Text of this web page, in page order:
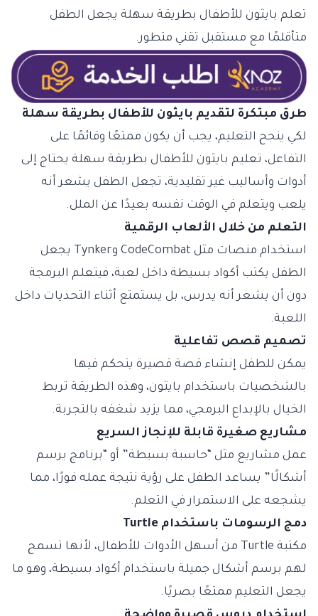
تعلم بايثون للأطفال بطريقة سهلة يجعل الطفل
متأقلمًا مع مستقبل تقني متطور.
طرق مبتكرة لتقديم بايثون للأطفال بطريقة سهلة
لكي ينجح التعليم، يجب أن يكون ممتعًا وقائمًا على
التفاعل، تعليم بايثون للأطفال بطريقة سهلة يحتاج إلى
أدوات وأساليب غير تقليدية، تجعل الطفل يشعر أنه
يلعب ويتعلم في الوقت نفسه بعيدًا عن الملل.
التعلم من خلال الألعاب الرقمية
استخدام منصات مثل CodeCombat وTynker يجعل
الطفل يكتب أكواد بسيطة داخل لعبة، فيتعلم البرمجة
دون أن يشعر أنه يدرس، بل يستمتع أثناء التحديات داخل
اللعبة.
تصميم قصص تفاعلية
يمكن للطفل إنشاء قصة قصيرة يتحكم فيها
بالشخصيات باستخدام بايثون، وهذه الطريقة تربط
الخيال بالإبداع البرمجي، مما يزيد شغفه بالتجربة.
مشاريع صغيرة قابلة للإنجاز السريع
عمل مشاريع مثل “حاسبة بسيطة” أو “برنامج يرسم
أشكالًا” يساعد الطفل على رؤية نتيجة عمله فورًا، مما
يشجعه على الاستمرار في التعلم.
دمج الرسومات باستخدام Turtle
مكتبة Turtle من أسهل الأدوات للأطفال، لأنها تسمح
لهم برسم أشكال جميلة باستخدام أكواد بسيطة، وهو ما
يجعل التعليم ممتعًا بصريًا.